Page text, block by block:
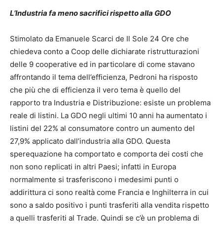
L’Industria fa meno sacrifici rispetto alla GDO
Stimolato da Emanuele Scarci de Il Sole 24 Ore che
chiedeva conto a Coop delle dichiarate ristrutturazioni
delle 9 cooperative ed in particolare di come stavano
affrontando il tema dell’efficienza, Pedroni ha risposto
che più che di efficienza il vero tema è quello del
rapporto tra Industria e Distribuzione: esiste un problema
reale di listini. La GDO negli ultimi 10 anni ha aumentato i
listini del 22% al consumatore contro un aumento del
27,9% applicato dall’industria alla GDO. Questa
sperequazione ha comportato e comporta dei costi che
non sono replicati in altri Paesi; infatti in Europa
normalmente si trasferiscono i medesimi punti o
addirittura ci sono realtà come Francia e Inghilterra in cui
sono a saldo positivo i punti trasferiti alla vendita rispetto
a quelli trasferiti al Trade. Quindi se c’è un problema di